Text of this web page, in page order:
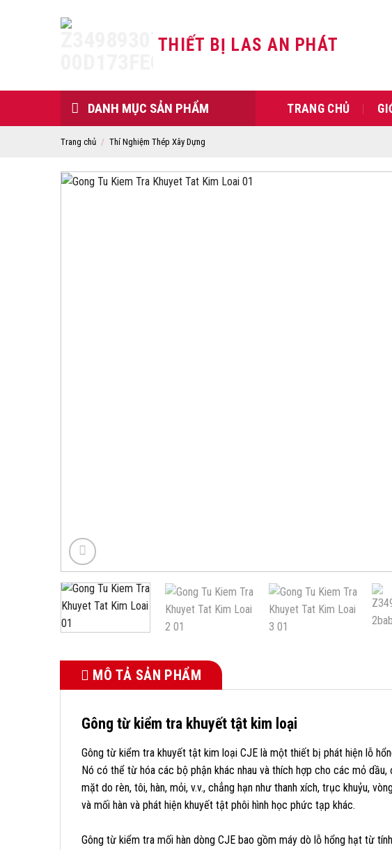
THIẾT BỊ LAS AN PHÁT
DANH MỤC SẢN PHẨM TRANG CHỦ
Trang chủ / Thí Nghiệm Thép Xây Dựng
MÔ TẢ SẢN PHẨM
Gông từ kiểm tra khuyết tật kim loại
Gông từ kiểm tra khuyết tật kim loại CJE là một thiết bị phát hiện lỗ
Nó có thể từ hóa các bộ phận khác nhau và thích hợp cho các mỏ
mặt do rèn, tôi, hàn, mỏi, v.v., chẳng hạn như thanh xích, trục khuỷu,
và mối hàn và phát hiện khuyết tật phôi hình học phức tạp khác.
Gông từ kiểm tra mối hàn dòng CJE bao gồm máy dò lỗ hổng hạt từ